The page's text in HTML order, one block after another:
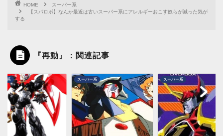
HOME
スーパー系
【スパロボ】なんか最近は古いスーパー系にアレルギーおこす奴らが減った気が
する
『再動』：関連記事
ー系 スーパー系 スーパー系